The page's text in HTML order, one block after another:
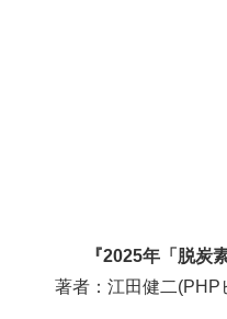
『2025年「脱炭
著者：江田健二